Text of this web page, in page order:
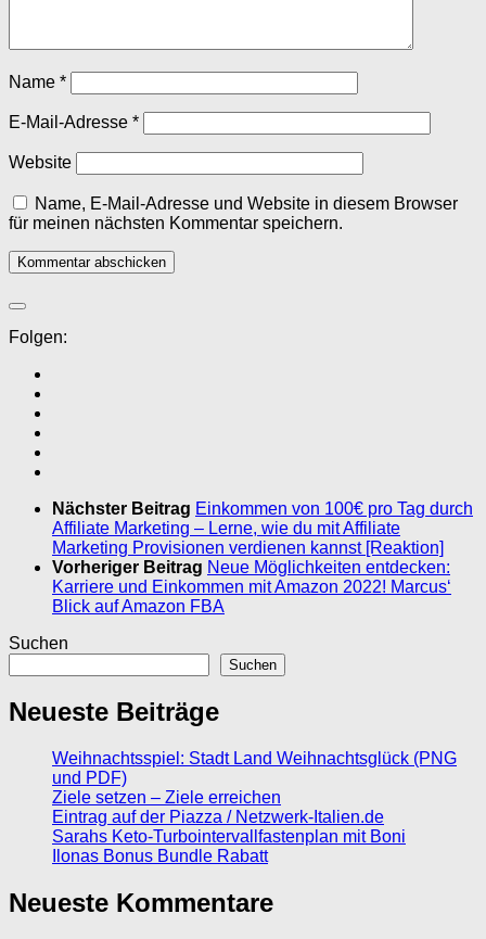
Name *
E-Mail-Adresse *
Website
Name, E-Mail-Adresse und Website in diesem Browser
für meinen nächsten Kommentar speichern.
Folgen:
Nächster Beitrag Einkommen von 100€ pro Tag durch
Affiliate Marketing – Lerne, wie du mit Affiliate
Marketing Provisionen verdienen kannst [Reaktion]
Vorheriger Beitrag Neue Möglichkeiten entdecken:
Karriere und Einkommen mit Amazon 2022! Marcus‘
Blick auf Amazon FBA
Suchen
Suchen
Neueste Beiträge
Weihnachtsspiel: Stadt Land Weihnachtsglück (PNG
und PDF)
Ziele setzen – Ziele erreichen
Eintrag auf der Piazza / Netzwerk-Italien.de
Sarahs Keto-Turbointervallfastenplan mit Boni
Ilonas Bonus Bundle Rabatt
Neueste Kommentare